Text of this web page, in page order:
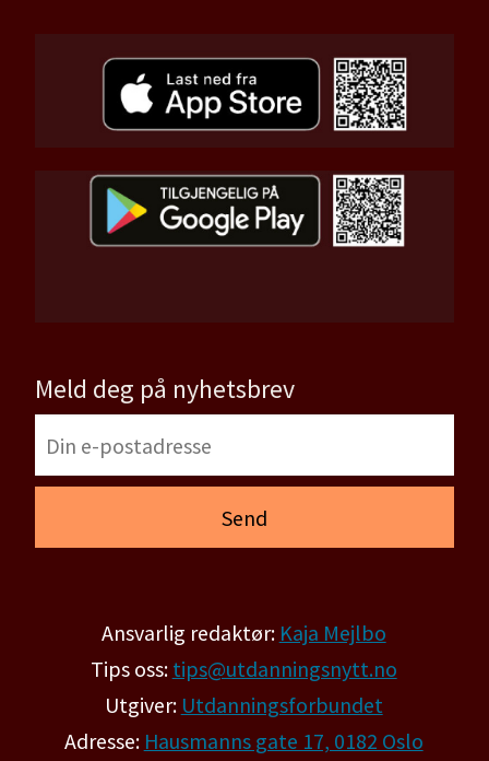
Meld deg på nyhetsbrev
Ansvarlig redaktør: Kaja Mejlbo
Tips oss: tips@utdanningsnytt.no
Utgiver: Utdanningsforbundet
Adresse: Hausmanns gate 17, 0182 Oslo